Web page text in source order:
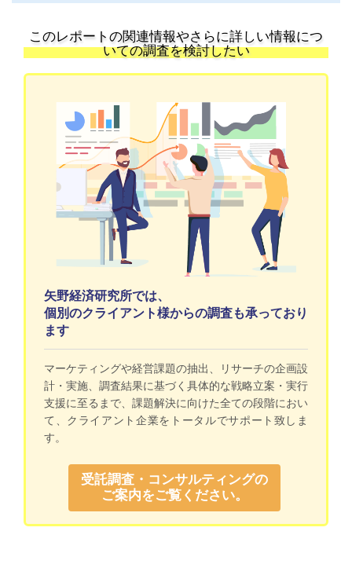
このレポートの関連情報やさらに詳しい情報につ
いての調査を検討したい
矢野経済研究所では、
個別のクライアント様からの調査も承っており
ます
マーケティングや経営課題の抽出、リサーチの企画設
計・実施、調査結果に基づく具体的な戦略立案・実行
支援に至るまで、課題解決に向けた全ての段階におい
て、クライアント企業をトータルでサポート致しま
す。
受託調査・コンサルティングの
ご案内をご覧ください。